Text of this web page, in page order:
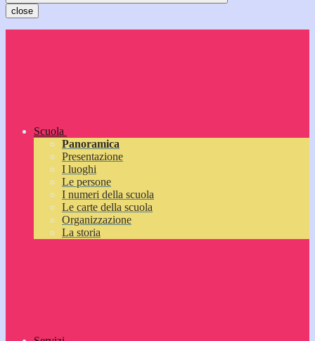
close
Scuola
Panoramica
Presentazione
I luoghi
Le persone
I numeri della scuola
Le carte della scuola
Organizzazione
La storia